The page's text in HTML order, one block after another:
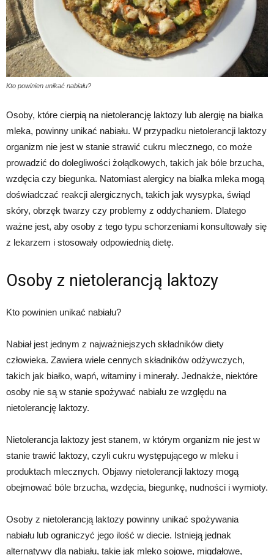
Kto powinien unikać nabiału?
Osoby, które cierpią na nietolerancję laktozy lub alergię na białka
mleka, powinny unikać nabiału. W przypadku nietolerancji laktozy
organizm nie jest w stanie strawić cukru mlecznego, co może
prowadzić do dolegliwości żołądkowych, takich jak bóle brzucha,
wzdęcia czy biegunka. Natomiast alergicy na białka mleka mogą
doświadczać reakcji alergicznych, takich jak wysypka, świąd
skóry, obrzęk twarzy czy problemy z oddychaniem. Dlatego
ważne jest, aby osoby z tego typu schorzeniami konsultowały się
z lekarzem i stosowały odpowiednią dietę.
Osoby z nietolerancją laktozy
Kto powinien unikać nabiału?
Nabiał jest jednym z najważniejszych składników diety
człowieka. Zawiera wiele cennych składników odżywczych,
takich jak białko, wapń, witaminy i minerały. Jednakże, niektóre
osoby nie są w stanie spożywać nabiału ze względu na
nietolerancję laktozy.
Nietolerancja laktozy jest stanem, w którym organizm nie jest w
stanie trawić laktozy, czyli cukru występującego w mleku i
produktach mlecznych. Objawy nietolerancji laktozy mogą
obejmować bóle brzucha, wzdęcia, biegunkę, nudności i wymioty.
Osoby z nietolerancją laktozy powinny unikać spożywania
nabiału lub ograniczyć jego ilość w diecie. Istnieją jednak
alternatywy dla nabiału, takie jak mleko sojowe, migdałowe,